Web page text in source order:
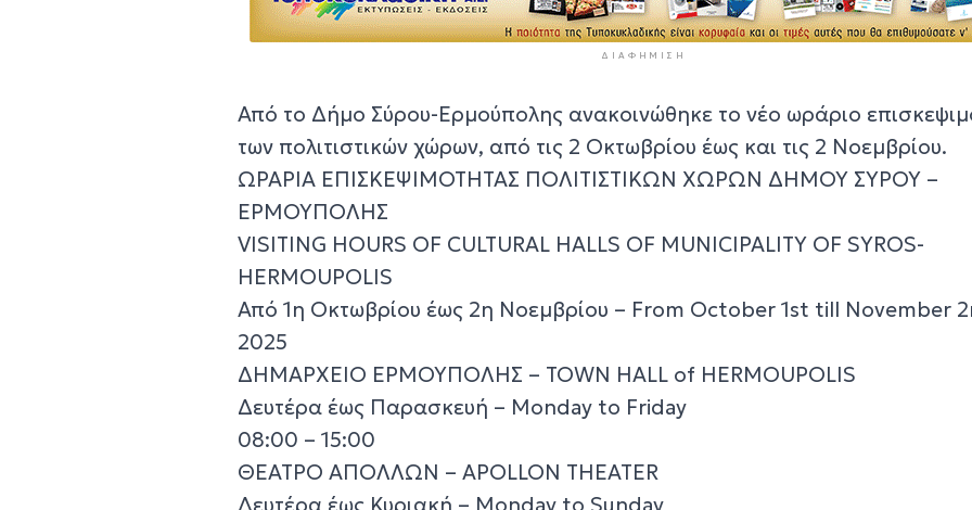
ΔΙΑΦΉΜΙΣΗ
Από το Δήμο Σύρου-Ερμούπολης ανακοινώθηκε το νέο ωράριο
των πολιτιστικών χώρων, από τις 2 Οκτωβρίου έως και τις 2 Νοεμβρίου.
ΩΡΑΡΙΑ ΕΠΙΣΚΕΨΙΜΟΤΗΤΑΣ ΠΟΛΙΤΙΣΤΙΚΩΝ ΧΩΡΩΝ ΔΗΜΟΥ ΣΥΡΟΥ –
ΕΡΜΟΥΠΟΛΗΣ
VISITING HOURS OF CULTURAL HALLS OF MUNICIPALITY OF SYROS-
HERMOUPOLIS
Από 1η Οκτωβρίου έως 2η Νοεμβρίου – From October 1st till November
2025
ΔΗΜΑΡΧΕΙΟ ΕΡΜΟΥΠΟΛΗΣ – TOWN HALL of HERMOUPOLIS
Δευτέρα έως Παρασκευή – Monday to Friday
08:00 – 15:00
ΘΕΑΤΡΟ ΑΠΟΛΛΩΝ – APOLLON THEATER
Δευτέρα έως Κυριακή – Monday to Sunday